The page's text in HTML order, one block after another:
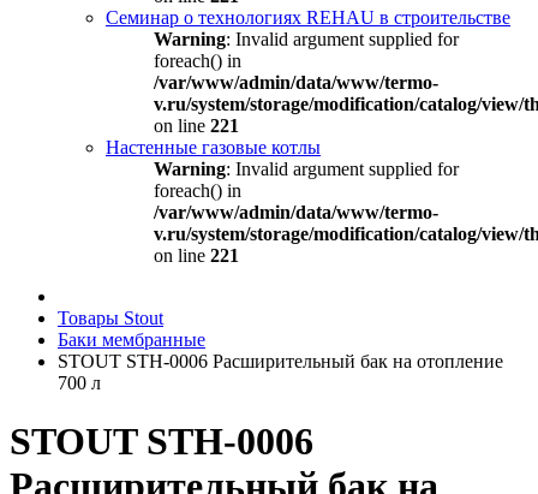
Семинар о технологиях REHAU в строительстве
Warning: Invalid argument supplied for
foreach() in
/var/www/admin/data/www/termo-
v.ru/system/storage/modification/catalog/view/
on line 221
Настенные газовые котлы
Warning: Invalid argument supplied for
foreach() in
/var/www/admin/data/www/termo-
v.ru/system/storage/modification/catalog/view/
on line 221
Товары Stout
Баки мембранные
STOUT STH-0006 Расширительный бак на отопление
700 л
STOUT STH-0006